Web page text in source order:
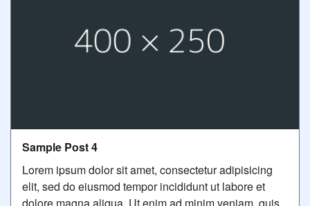
Sample Post 4
Lorem ipsum dolor sit amet, consectetur adipisicing
elit, sed do eiusmod tempor incididunt ut labore et